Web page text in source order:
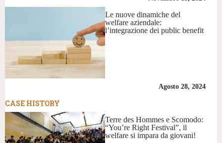
Le nuove dinamiche del
welfare aziendale:
l’integrazione dei public benefit
Agosto 28, 2024
CASE HISTORY
Terre des Hommes e Scomodo:
“You’re Right Festival”, il
welfare si impara da giovani!